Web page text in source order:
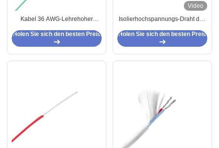
Kabel 36 AWG-Lehrehoher
Elektrogeräte
Holen Sie sich den besten Preis
Video
Isolierhochspannungs-Draht des
Holen Sie sich den besten Preis